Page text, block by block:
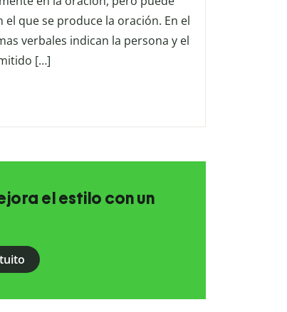
que se produce la oración. En el
verbales indican la persona y el
[…]
el estilo con un